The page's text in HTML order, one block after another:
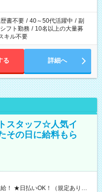
書不要 / 40～50代活躍中 / 副
シフト勤務 / 10名以上の大量募
キル不要
る 詳細へ
スタッフ☆人気イ
その日に給料もら